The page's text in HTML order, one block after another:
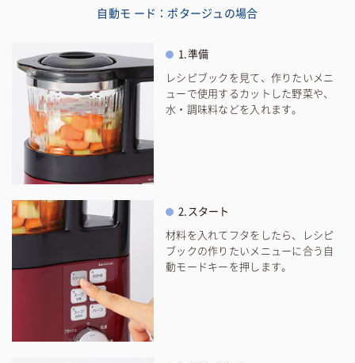
自動モ ード：ポタージュの場合
1.準備
レシピブックを見て、作りたいメニ
ューで使用するカットした野菜や、
水・調味料などを入れます。
2.スタート
材料を入れてフタをしたら、レシピ
ブックの作りたいメニューに合う自
動モードキーを押します。